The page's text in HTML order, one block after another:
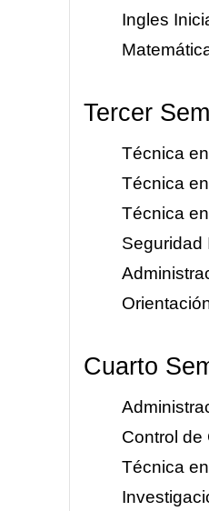
Ingles
Tercer
Técnica
Técnica
Técnica
Seguridad
Cuarto
Control de
Técnica